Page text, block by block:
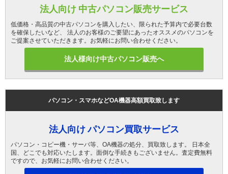
法人向け 中古パソコン販売サービス
低価格・高品質の中古パソコンを購入したい、限られた予算内で必要台数
を確保したいなど、 法人のお客様のご要望にあったオススメのパソコンを
ご提案させていただきます。お気軽にお問い合わせください。
法人様向け中古パソコン販売へ
パソコン・スマホなどOA機器高額買取致します
法人向け パソコン買取サービス
パソコン・コピー機・サーバ等、OA機器の処分、買取致します。 日本全
国、どこでも対応いたします。面倒な手続きもございません。査定費無料
ですので、お気軽にお問い合わせください。